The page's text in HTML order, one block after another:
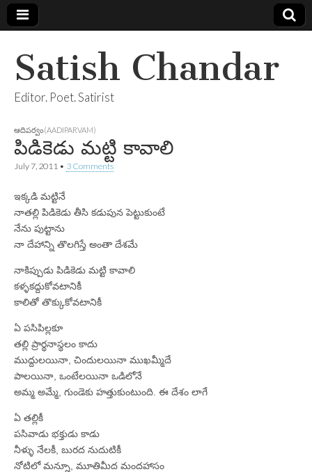
Satish Chandar
Editor. Poet. Satirist
ఆదిపర్వం(AADIPARVAM)
పిడికెడు మట్టి కావాలి
July 7, 2011 • 3 Comments
ఇక్కడి మట్టినే
నాతల్లి పిడికెడు తీసి కడుపున పెట్టుకుంటే
నేను పుట్టాను
నా దేహాన్ని తొలగిస్తే అంతా దేశమే
నాకిప్పుడు పిడికెడు మట్టి కావాలి
కళ్ళకద్దుకోవటానికీ
కాలితో తొక్కుకోవటానికీ
ఏ పసిపిల్లకూ
తల్లి ప్రార్థనాస్థలం కాదు
ముద్దులయినా, చిందులయినా ముఖమ్మీదే
పాలయినా, ఒంటేలయినా ఒడిలోనే
అమ్మ అమ్మే, గుండెకు హత్తుకుంటుంది. ఈ దేశం లాగే
ఏ తల్లికీ
పసివాడు భక్తుడు కాడు
నీళ్ళు నేలకీ, బురద నుదుటికీ
నోటిలో మన్నూ, మూతిమీద మందహాసం